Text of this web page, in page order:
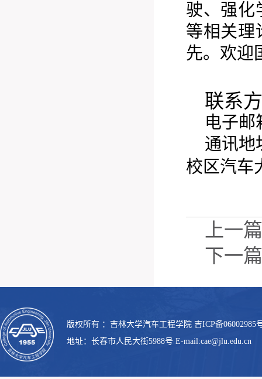
驶、强化
等相关理
先。欢迎
联系
电子邮
通讯地
校区汽车
上一
下一
版权所有 ：吉林大学汽车工程学院 吉ICP备06002985
地址：长春市人民大街5988号 E-mail:cae@jlu.edu.cn